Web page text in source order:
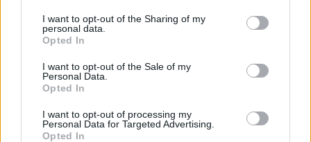
not limited to your visit or usage behaviour. You may click to
grant or deny consent to Google and its third-party tags to
use your data for below specified purposes in below Google
consent section.
I want to opt-out of the Sharing of my
personal data.
Opted In
I want to opt-out of the Sale of my
Personal Data.
Opted In
I want to opt-out of processing my
Personal Data for Targeted Advertising.
Opted In
A tavaszi ültetési dömping után a nyár rendszerint
kissé holtszezon a kertekben, aminek oka lehet, hogy
a forróságban kevesebben bíbelődnek a
veteményessel, és persze sok kertgazda júliusban,
augusztusban tölti jól megérdemelt nyári pihenőjét,
gyakran a kerttől távol, így…